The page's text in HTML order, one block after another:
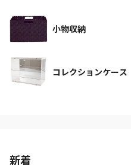
小物収納
コレクションケース
新着